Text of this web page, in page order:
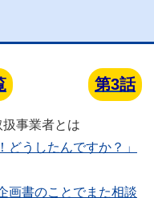
第3話